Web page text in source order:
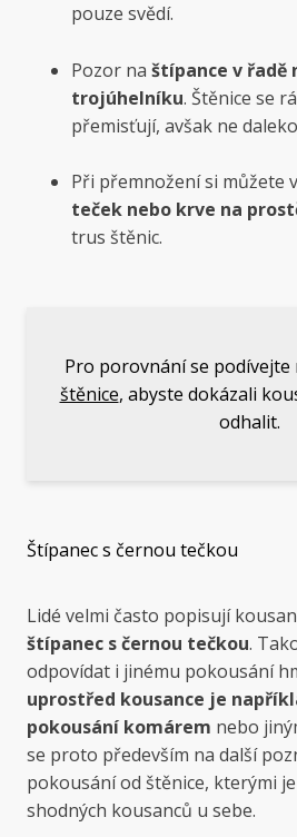
pouze svědí.
Pozor na štípance v řadě
trojúhelníku. Štěnice se
přemisťují, avšak ne
Při přemnožení si můžete
teček nebo krve na
trus štěnic.
Pro porovnání se podívejte
štěnice, abyste dokázali
odhalit.
Štípanec s černou tečkou
Lidé velmi často popisují
štípanec s černou tečkou.
odpovídat i jinému pokousání
uprostřed kousance je
pokousání komárem nebo
se proto především na další
pokousání od štěnice, kterými
shodných kousanců u sebe.